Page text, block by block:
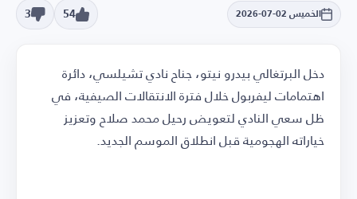
الخميس 02-07-2026 54
3
دخل البرتغالي بيدرو نيتو، جناح نادي تشيلسي، دائرة
اهتمامات ليفربول خلال فترة الانتقالات الصيفية، في
ظل سعي النادي لتعويض رحيل محمد صلاح وتعزيز
خياراته الهجومية قبل انطلاق الموسم الجديد.